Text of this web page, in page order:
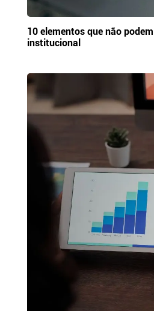
10 elementos que não
institucional